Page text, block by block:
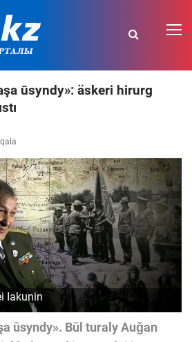
ūsyndy»: äskeri hirurg
Iаkunin
ūsyndy». Būl turaly Auǧan